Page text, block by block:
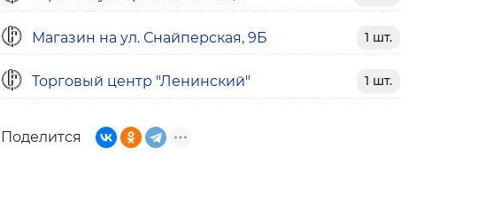
Магазин на ул. Снайперская, 9Б 1 шт.
Торговый центр "Ленинский" 1 шт.
Поделится